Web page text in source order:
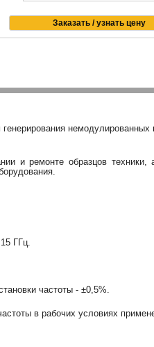
немодулированных
и ремонте образцов техники,
ГГц.
частоты - ±0,5%.
в рабочих условиях